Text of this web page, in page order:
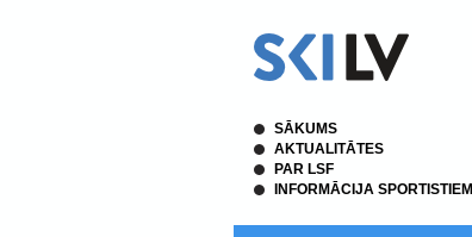
SĀKUMS
AKTUALITĀTES
PAR LSF
INFORMĀCIJA SPORTISTIEM